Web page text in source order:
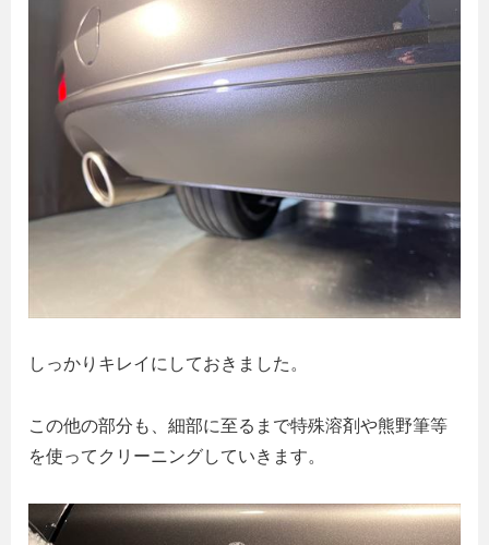
しっかりキレイにしておきました。
この他の部分も、細部に至るまで特殊溶剤や熊野筆等
を使ってクリーニングしていきます。